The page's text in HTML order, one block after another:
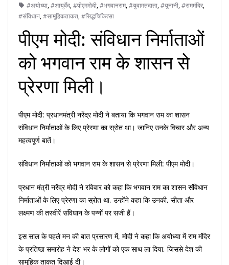
#अयोध्या,#आयुर्वेद,#पीएममोदी,#भगवानराम,#युवामतदाता,#यूनानी,#राममंदिर,
#संविधान,#सामूहिकताकत,#सिद्धचिकित्सा
पीएम मोदी: संविधान निर्माताओं
को भगवान राम के शासन से
प्रेरणा मिली।
पीएम मोदी: प्रधानमंत्री नरेंद्र मोदी ने बताया कि भगवान राम का शासन
संविधान निर्माताओं के लिए प्रेरणा का स्रोत था। जानिए उनके विचार और अन्य
महत्वपूर्ण बातें।
संविधान निर्माताओं को भगवान राम के शासन से प्रेरणा मिली: पीएम मोदी।
प्रधान मंत्री नरेंद्र मोदी ने रविवार को कहा कि भगवान राम का शासन संविधान
निर्माताओं के लिए प्रेरणा का स्रोत था, उन्होंने कहा कि उनकी, सीता और
लक्ष्मण की तस्वीरें संविधान के पन्नों पर सजी हैं।
इस साल के पहले मन की बात प्रसारण में, मोदी ने कहा कि अयोध्या में राम मंदिर
के प्रतिष्ठा समारोह ने देश भर के लोगों को एक साथ ला दिया, जिससे देश की
सामूहिक ताकत दिखाई दी।